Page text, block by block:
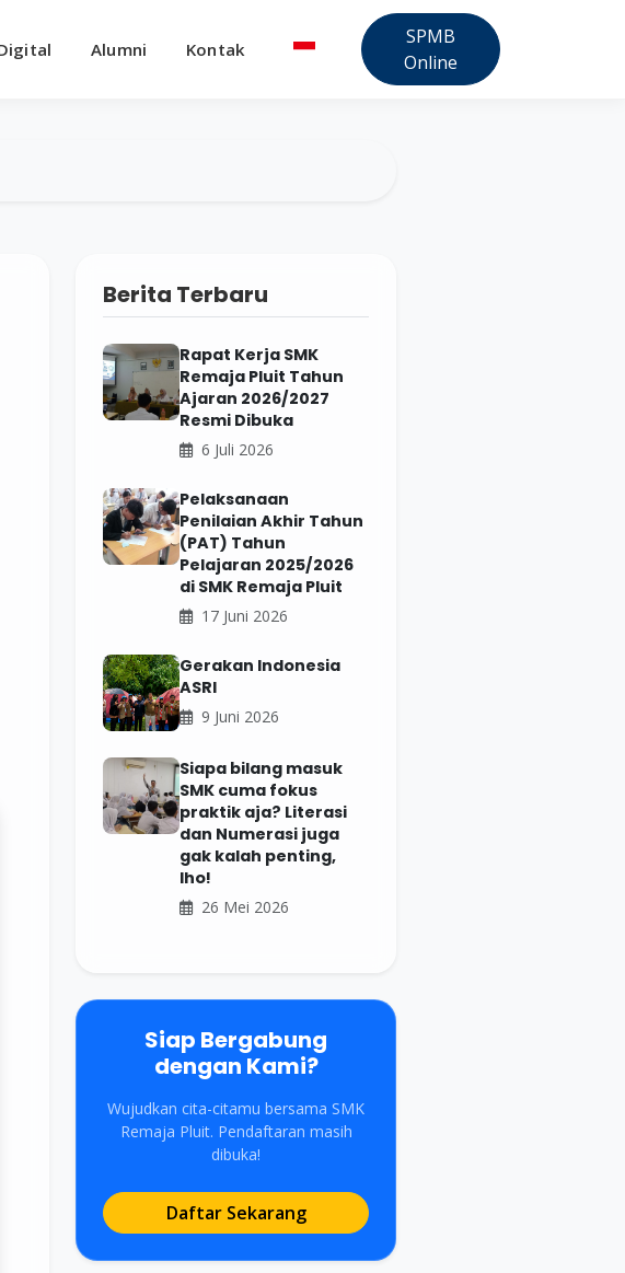
Alumni Kontak
SPMB
Online
Berita Terbaru
Rapat Kerja SMK
Remaja Pluit Tahun
Ajaran 2026/2027
Resmi Dibuka
6 Juli 2026
Pelaksanaan
Penilaian Akhir Tahun
(PAT) Tahun
Pelajaran 2025/2026
di SMK Remaja Pluit
17 Juni 2026
Gerakan Indonesia
ASRI
9 Juni 2026
Siapa bilang masuk
SMK cuma fokus
praktik aja? Literasi
dan Numerasi juga
gak kalah penting,
lho!
26 Mei 2026
Siap Bergabung
dengan Kami?
Wujudkan cita-citamu bersama SMK
Remaja Pluit. Pendaftaran masih
dibuka!
Daftar Sekarang